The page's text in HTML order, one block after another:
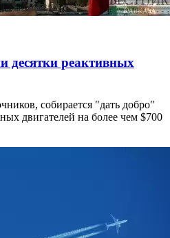
реактивных
собирается "дать добро"
двигателей на более чем $700